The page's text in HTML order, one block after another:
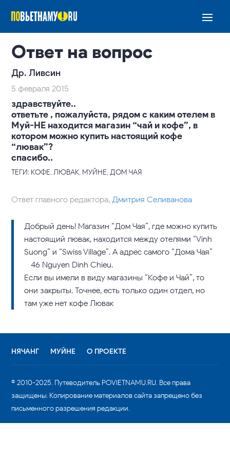
Ответ на вопрос
Др. Ливсин
5 февраля 2015
здравствуйте..
ответьте , пожалуйста, рядом с каким отелем в
Муй-НЕ находится магазин “чай и кофе”, в
котором можно купить настоящий кофе
“лювак”?
спасибо..
ТЕГИ: КОФЕ, ЛЮВАК, МУЙНЕ, ДОМ ЧАЯ
Ответ главного редактора,Дмитрия Селиванова
Добрый день! Магазин “Дом Чая”, где можно купить
настоящий лювак, находится между отелями “Vinh
Suong” и “Swiss Village”. А адрес самого “Дома Чая”
– 46 Nguyen Dinh Chieu.
Если вы имели в виду магазины “Кофе и Чай”, то
они закрыты. Точнее, есть только один отдел, но
там уже нет кофе Лювак
НЯЧАНГ МУЙНЕ О ПРОЕКТЕ
© 2010-2025. Путеводитель POVIETNAMU.RU. Все права
защищены. Копирование материалов сайта запрещено без
письменного разрешения редакции.